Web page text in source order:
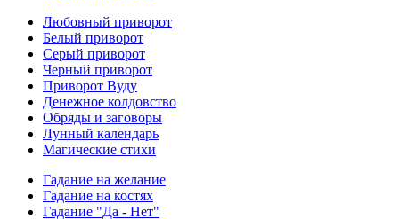
Любовный приворот
Белый приворот
Серый приворот
Черный приворот
Приворот Вуду
Денежное колдовство
Обряды и заговоры
Лунный календарь
Магические стихи
Гадание на желание
Гадание на костях
Гадание "Да - Нет"